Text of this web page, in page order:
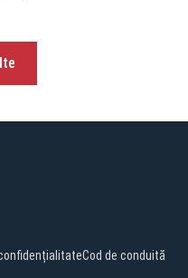
Cod de conduită